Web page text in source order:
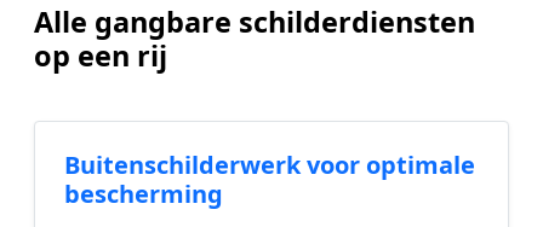
Alle gangbare schilderdiensten
op een rij
Buitenschilderwerk voor optimale
bescherming